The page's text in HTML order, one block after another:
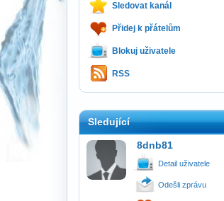
Sledovat kanál
Přidej k přátelům
Blokuj uživatele
RSS
Sledující
8dnb81
Detail uživatele
Odešli zprávu